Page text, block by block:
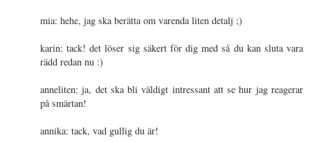
mia: hehe, jag ska berätta om varenda liten detalj ;)
karin: tack! det löser sig säkert för dig med så du kan sluta vara
rädd redan nu :)
anneliten: ja, det ska bli väldigt intressant att se hur jag reagerar
på smärtan!
annika: tack, vad gullig du är!